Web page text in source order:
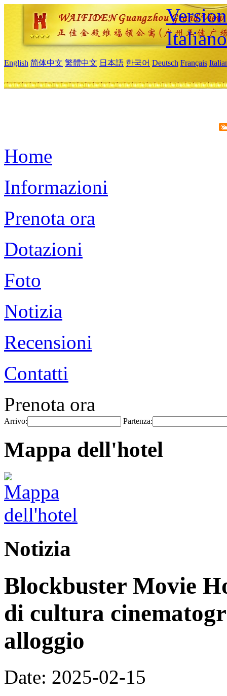
Italiano
English 简体中文 繁體中文 日本語 한국어 Deutsch Français
Home
Informazioni
Prenota ora
Dotazioni
Foto
Notizia
Recensioni
Contatti
Prenota ora
Arrivo: Partenza:
Mappa dell'hotel
Notizia
Blockbuster Movie
di cultura
alloggio
Date: 2025-02-15